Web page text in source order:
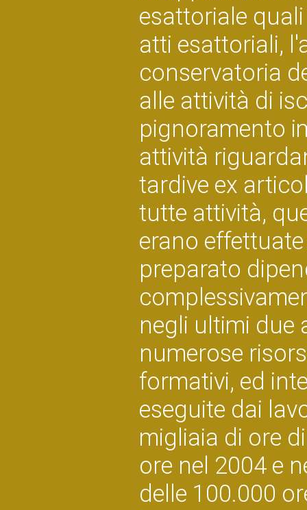
esattoriale
atti esattoriali,
conservatoria
alle attività di
pignoramento
attività
tardive ex
tutte attività,
erano
preparato
negli ultimi due
numerose
formativi, ed
eseguite dai
migliaia di ore
ore nel 2004 e
delle 100.000